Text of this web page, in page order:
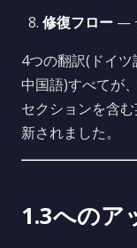
修復フロー —
4つの翻訳(ドイ
中国語)すべてが
セクションを含
新されました。
1.3へのア